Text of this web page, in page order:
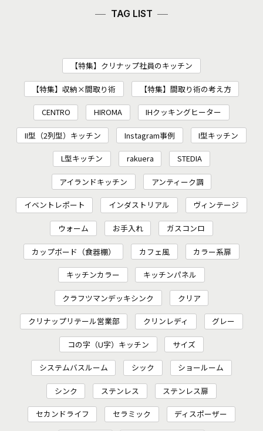
TAG LIST
【特集】クリナップ社員のキッチン
【特集】収納×間取り術 【特集】間取り術の考え方
CENTRO HIROMA IHクッキングヒーター
II型（2列型）キッチン Instagram事例 I型キッチン
L型キッチン rakuera STEDIA
アイランドキッチン アンティーク調
イベントレポート インダストリアル ヴィンテージ
ウォーム お手入れ ガスコンロ
カップボード（食器棚） カフェ風 カラー系扉
キッチンカラー キッチンパネル
クラフツマンデッキシンク クリア
クリナップリテール営業部 クリンレディ グレー
コの字（U字）キッチン サイズ
システムバスルーム シック ショールーム
シンク ステンレス ステンレス扉
セカンドライフ セラミック ディスポーザー